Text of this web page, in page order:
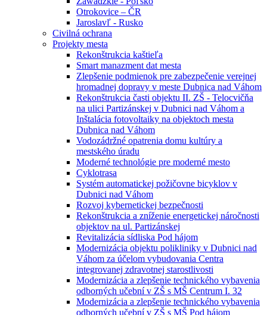
Otrokovice – ČR
Jaroslavľ - Rusko
Civilná ochrana
Projekty mesta
Rekonštrukcia kaštieľa
Smart manazment dat mesta
Zlepšenie podmienok pre zabezpečenie verejnej
hromadnej dopravy v meste Dubnica nad Váhom
Rekonštrukcia časti objektu II. ZŠ - Telocvičňa
na ulici Partizánskej v Dubnici nad Váhom a
Inštalácia fotovoltaiky na objektoch mesta
Dubnica nad Váhom
Vodozádržné opatrenia domu kultúry a
mestského úradu
Moderné technológie pre moderné mesto
Cyklotrasa
Systém automatickej požičovne bicyklov v
Dubnici nad Váhom
Rozvoj kybernetickej bezpečnosti
Rekonštrukcia a zníženie energetickej náročnosti
objektov na ul. Partizánskej
Revitalizácia sídliska Pod hájom
Modernizácia objektu polikliniky v Dubnici nad
Váhom za účelom vybudovania Centra
integrovanej zdravotnej starostlivosti
Modernizácia a zlepšenie technického vybavenia
odborných učební v ZŠ s MŠ Centrum I. 32
Modernizácia a zlepšenie technického vybavenia
odborných učební v ZŠ s MŠ Pod hájom